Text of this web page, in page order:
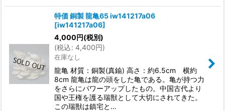
特価 銅製 龍亀65 iw141217a06
[iw141217a06]
4,000円(税別)
(税込: 4,400円)
在庫なし
龍亀 材質：銅製(真鍮) 高さ：約6.5cm 横約
8cm 龍亀は龍の頭をした亀である。亀が持つ力
をさらにパワーアップしたもの。中国古代より
国や王権を護る瑞獣として大切にされてきた。
この瑞獣は鎮宅と…